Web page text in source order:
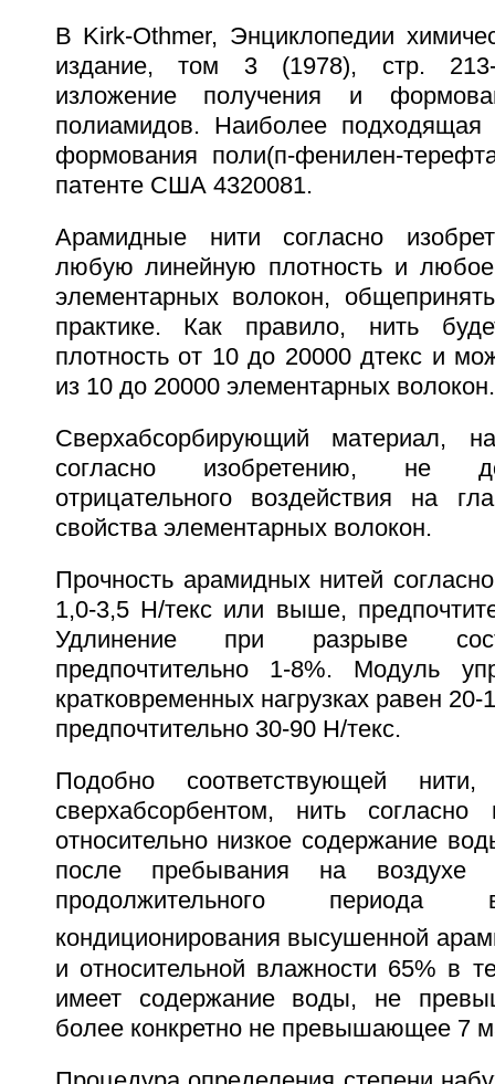
В Kirk-Othmer, Энциклопедии
издание, том 3 (1978), стр.
изложение получения и
полиамидов. Наиболее подходящая
формования поли(п-фенилен-
патенте США 4320081.
Арамидные нити согласно
любую линейную плотность и любое
элементарных волокон,
практике. Как правило, нить
плотность от 10 до 20000 дтекс и
из 10 до 20000 элементарных волокон.
Сверхабсорбирующий материал,
согласно изобретению, не
отрицательного воздействия на
свойства элементарных волокон.
Прочность арамидных нитей
1,0-3,5 Н/текс или выше,
Удлинение при разрыве
предпочтительно 1-8%. Модуль
кратковременных нагрузках равен
предпочтительно 30-90 Н/текс.
Подобно соответствующей
сверхабсорбентом, нить согласно
относительно низкое содержание
после пребывания на воздухе
продолжительного периода
кондиционирования высушенной
и относительной влажности 65% в
имеет содержание воды, не
более конкретно не превышающее 7